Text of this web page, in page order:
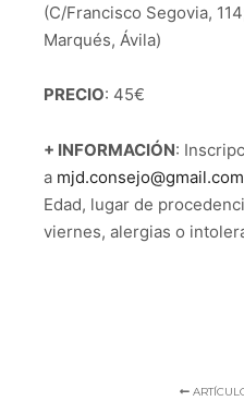
(C/Francisco Segovia,
Marqués, Ávila)
PRECIO: 45€
+ INFORMACIÓN:
a mjd.consejo@gmail.com
Edad, lugar de
viernes, alergias o